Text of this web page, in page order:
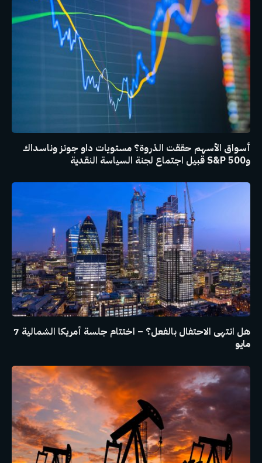
أسواق الأسهم حققت الذروة؟ مستويات داو جونز وناسداك
وS&P 500 قبيل اجتماع لجنة السياسة النقدية
هل انتهى الاحتفال بالفعل؟ – اختتام جلسة أمريكا الشمالية 7
مايو